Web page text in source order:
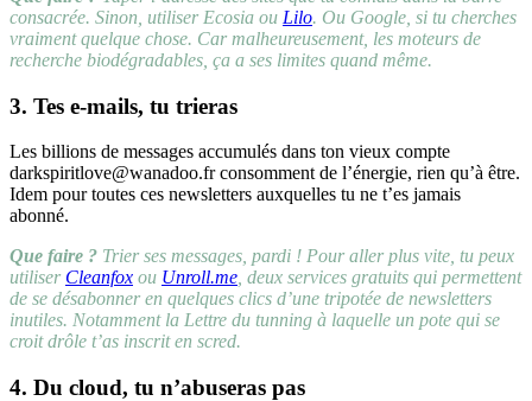
consacrée. Sinon, utiliser Ecosia ou Lilo. Ou Google, si tu cherches
vraiment quelque chose. Car malheureusement, les moteurs de
recherche biodégradables, ça a ses limites quand même.
3. Tes e-mails, tu trieras
Les billions de messages accumulés dans ton vieux compte
darkspiritlove@wanadoo.frconsomment de l’énergie, rien qu’à être.
Idem pour toutes ces newsletters auxquelles tu ne t’es jamais
abonné.
Que faire ? Trier ses messages, pardi ! Pour aller plus vite, tu peux
utiliser Cleanfox ou Unroll.me , deux services gratuits qui permettent
de se désabonner en quelques clics d’une tripotée de newsletters
inutiles. Notamment la Lettre du tunning à laquelle un pote qui se
croit drôle t’as inscrit en scred.
4. Du cloud, tu n’abuseras pas